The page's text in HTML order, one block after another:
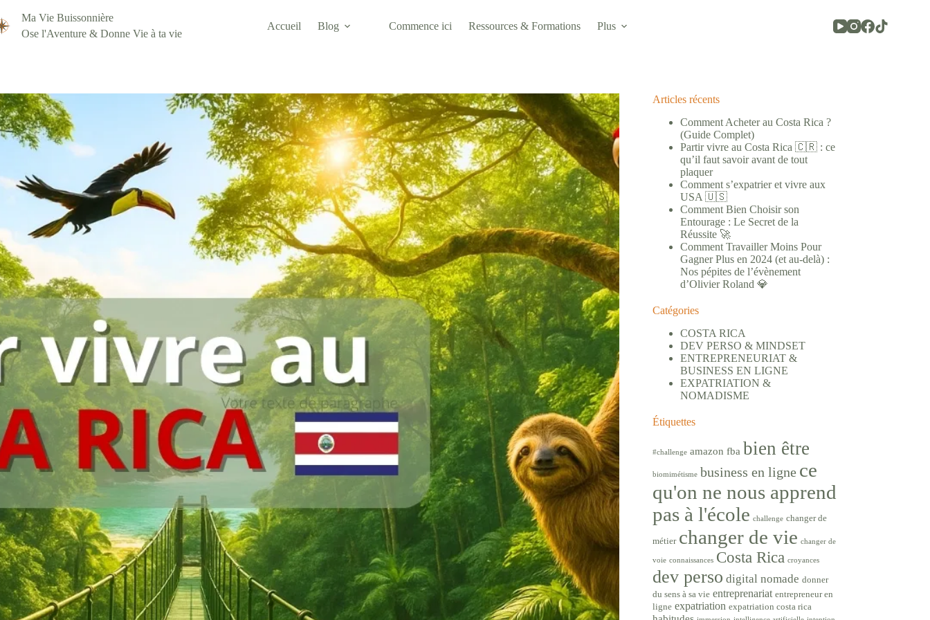
au
contenu
Ma Vie Buissonnière
Ose l'Aventure & Donne Vie à ta vie
Accueil Blog Commence ici Ressources & Formations Plus
Articles récents
Comment Acheter au Costa Rica ?
(Guide Complet)
Partir vivre au Costa Rica 🇨🇷 : ce
qu’il faut savoir avant de tout
plaquer
Comment s’expatrier et vivre aux
USA 🇺🇸
Comment Bien Choisir son
Entourage : Le Secret de la
Réussite 🚀
Comment Travailler Moins Pour
Gagner Plus en 2024 (et au-delà) :
Nos pépites de l’évènement
d’Olivier Roland 💎
Catégories
COSTA RICA
DEV PERSO & MINDSET
ENTREPRENEURIAT &
BUSINESS EN LIGNE
EXPATRIATION &
NOMADISME
Étiquettes
#challenge amazon fba bien être
biomimétisme business en ligne ce
qu'on ne nous apprend
pas à l'école challenge changer de
métier changer de vie changer de
voie connaissances Costa Rica croyances
dev perso digital nomade donner
du sens à sa vie entreprenariat entrepreneur en
ligne expatriation expatriation costa rica